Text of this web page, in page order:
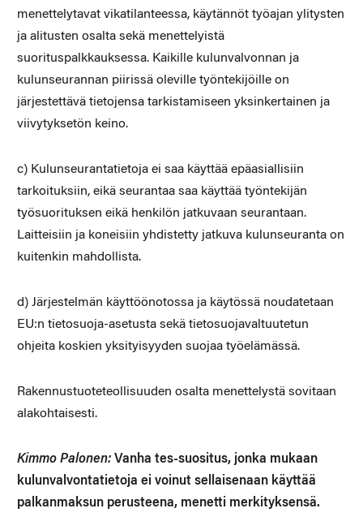
menettelytavat vikatilanteessa, käytännöt työajan ylitysten
ja alitusten osalta sekä menettelyistä
suorituspalkkauksessa. Kaikille kulunvalvonnan ja
kulunseurannan piirissä oleville työntekijöille on
järjestettävä tietojensa tarkistamiseen yksinkertainen ja
viivytyksetön keino.
c) Kulunseurantatietoja ei saa käyttää epäasiallisiin
tarkoituksiin, eikä seurantaa saa käyttää työntekijän
työsuorituksen eikä henkilön jatkuvaan seurantaan.
Laitteisiin ja koneisiin yhdistetty jatkuva kulunseuranta on
kuitenkin mahdollista.
d) Järjestelmän käyttöönotossa ja käytössä noudatetaan
EU:n tietosuoja-asetusta sekä tietosuojavaltuutetun
ohjeita koskien yksityisyyden suojaa työelämässä.
Rakennustuoteteollisuuden osalta menettelystä sovitaan
alakohtaisesti.
Kimmo Palonen:Vanha tes-suositus, jonka mukaan
kulunvalvontatietoja ei voinut sellaisenaan käyttää
palkanmaksun perusteena, menetti merkityksensä.